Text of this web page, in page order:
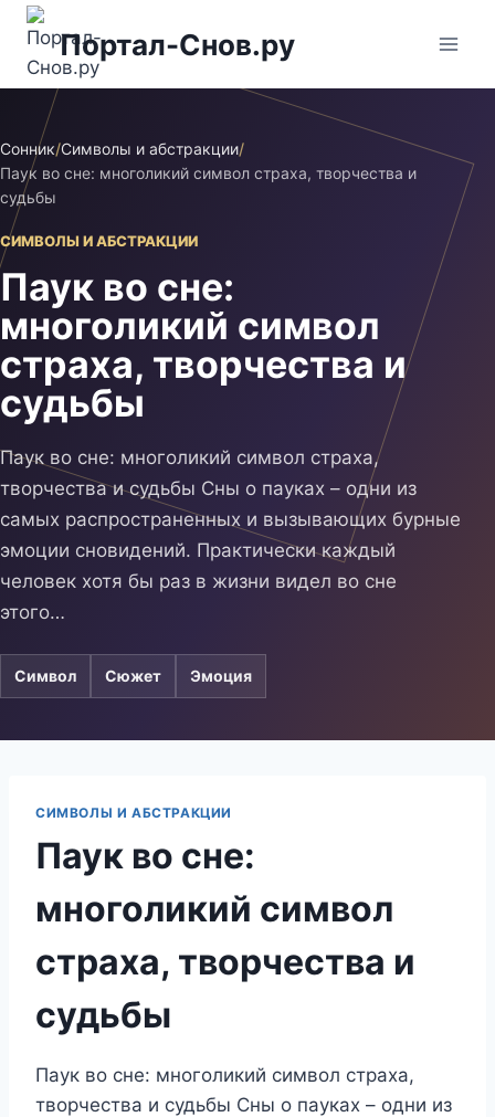
Перейти
содержимому
Портал-Снов.ру
Сонник/Символы и абстракции/
Паук во сне: многоликий символ страха, творчества и
судьбы
СИМВОЛЫ И АБСТРАКЦИИ
Паук во сне:
многоликий символ
страха, творчества и
судьбы
Паук во сне: многоликий символ страха,
творчества и судьбы Сны о пауках – одни из
самых распространенных и вызывающих бурные
эмоции сновидений. Практически каждый
человек хотя бы раз в жизни видел во сне
этого…
Символ Сюжет Эмоция
СИМВОЛЫ И АБСТРАКЦИИ
Паук во сне:
многоликий символ
страха, творчества и
судьбы
Паук во сне: многоликий символ страха,
творчества и судьбы Сны о пауках – одни из